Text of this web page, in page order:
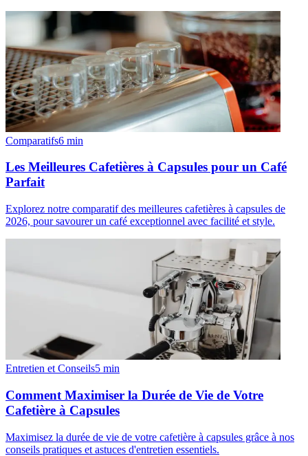
Comparatifs6 min
Les Meilleures Cafetières à Capsules pour un Café
Parfait
Explorez notre comparatif des meilleures cafetières à capsules de
2026, pour savourer un café exceptionnel avec facilité et style.
Entretien et Conseils5 min
Comment Maximiser la Durée de Vie de Votre
Cafetière à Capsules
Maximisez la durée de vie de votre cafetière à capsules grâce à nos
conseils pratiques et astuces d'entretien essentiels.